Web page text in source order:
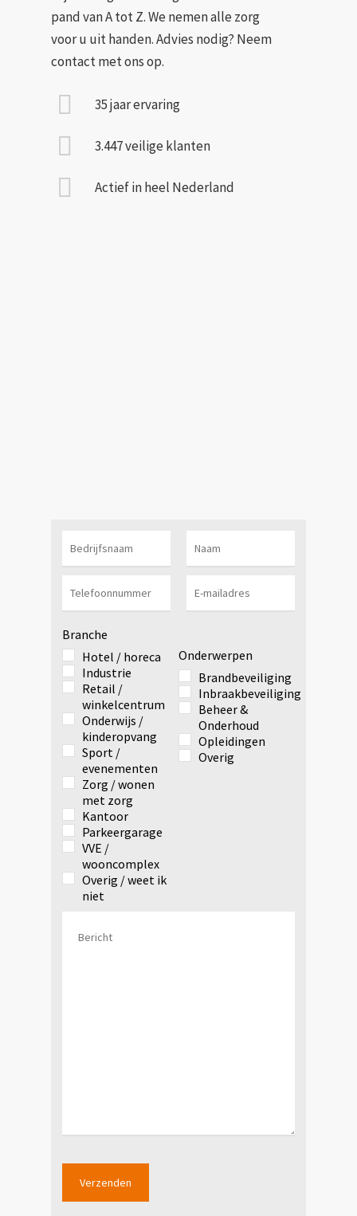
pand van A tot Z. We nemen alle zorg
voor u uit handen. Advies nodig? Neem
contact met ons op.
35 jaar ervaring
3.447 veilige klanten
Actief in heel Nederland
Branche
Hotel / horeca
Industrie
Retail /
winkelcentrum
Onderwijs /
kinderopvang
Sport /
evenementen
Zorg / wonen
met zorg
Kantoor
Parkeergarage
VVE /
wooncomplex
Overig / weet ik
niet
Onderwerpen
Brandbeveiliging
Inbraakbeveiliging
Beheer &
Onderhoud
Opleidingen
Overig